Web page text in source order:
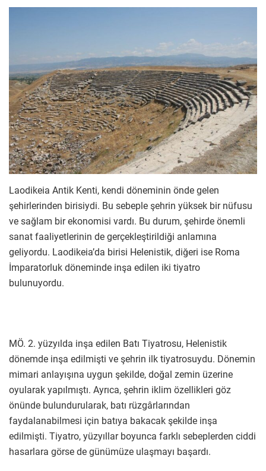
Laodikeia Antik Kenti, kendi döneminin önde gelen
şehirlerinden birisiydi. Bu sebeple şehrin yüksek bir nüfusu
ve sağlam bir ekonomisi vardı. Bu durum, şehirde önemli
sanat faaliyetlerinin de gerçekleştirildiği anlamına
geliyordu. Laodikeia’da birisi Helenistik, diğeri ise Roma
İmparatorluk döneminde inşa edilen iki tiyatro
bulunuyordu.
MÖ. 2. yüzyılda inşa edilen Batı Tiyatrosu, Helenistik
dönemde inşa edilmişti ve şehrin ilk tiyatrosuydu. Dönemin
mimari anlayışına uygun şekilde, doğal zemin üzerine
oyularak yapılmıştı. Ayrıca, şehrin iklim özellikleri göz
önünde bulundurularak, batı rüzgârlarından
faydalanabilmesi için batıya bakacak şekilde inşa
edilmişti. Tiyatro, yüzyıllar boyunca farklı sebeplerden ciddi
hasarlara görse de günümüze ulaşmayı başardı.